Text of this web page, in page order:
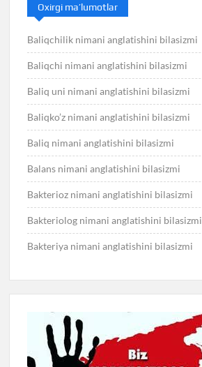
Oxirgi ma’lumotlar
Baliqchilik nimani anglatishini bilasizmi
Baliqchi nimani anglatishini bilasizmi
Baliq uni nimani anglatishini bilasizmi
Baliqko’z nimani anglatishini bilasizmi
Baliq nimani anglatishini bilasizmi
Balans nimani anglatishini bilasizmi
Bakterioz nimani anglatishini bilasizmi
Bakteriolog nimani anglatishini bilasizmi
Bakteriya nimani anglatishini bilasizmi